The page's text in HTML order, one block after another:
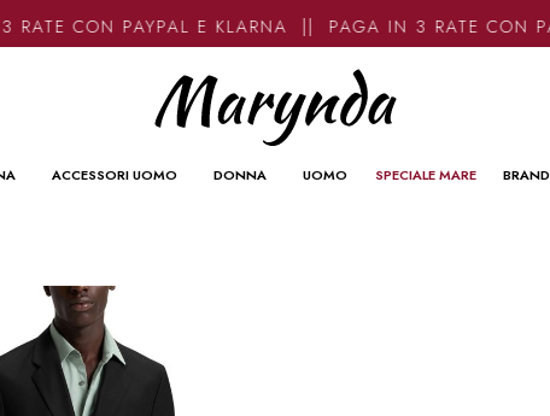
CON PAYPAL E KLARNA || PAGA IN 3 RATE CON
ACCESSORI UOMO DONNA UOMO SPECIALE MARE